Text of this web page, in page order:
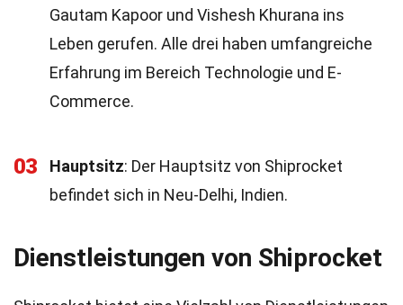
Gautam Kapoor und Vishesh Khurana ins
Leben gerufen. Alle drei haben umfangreiche
Erfahrung im Bereich Technologie und E-
Commerce.
03 Hauptsitz: Der Hauptsitz von Shiprocket
befindet sich in Neu-Delhi, Indien.
Dienstleistungen von Shiprocket